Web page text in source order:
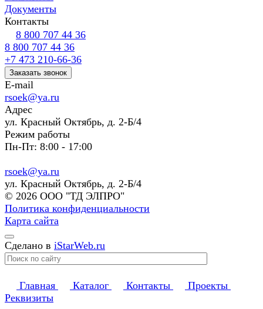
Документы
Контакты
8 800 707 44 36
8 800 707 44 36
+7 473 210-66-36
Заказать звонок
E-mail
rsoek@ya.ru
Адрес
ул. Красный Октябрь, д. 2-Б/4
Режим работы
Пн-Пт: 8:00 - 17:00
rsoek@ya.ru
ул. Красный Октябрь, д. 2-Б/4
© 2026 ООО "ТД ЭЛПРО"
Политика конфиденциальности
Карта сайта
Сделано в iStarWeb.ru
Главная Каталог Контакты
Проекты
Реквизиты